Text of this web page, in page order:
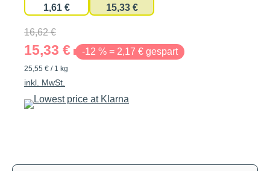
1,61 € 15,33 €
16,62 €
15,33 € -12 % = 2,17 € gespart
25,55 € / 1 kg
inkl. MwSt.